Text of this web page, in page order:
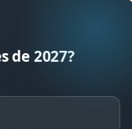
de 2027?